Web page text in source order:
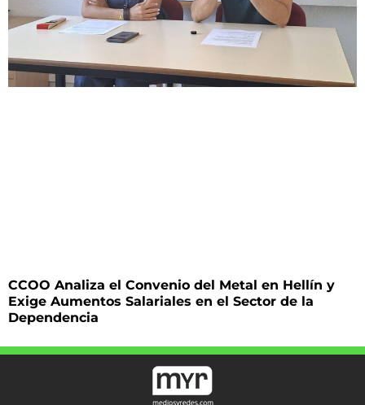
CCOO Analiza el Convenio del Metal en Hellín y
Exige Aumentos Salariales en el Sector de la
Dependencia